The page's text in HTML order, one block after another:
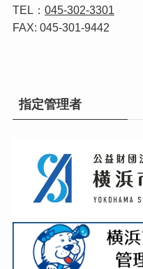
TEL： 045-302-3301
FAX: 045-301-9442
指定管理者